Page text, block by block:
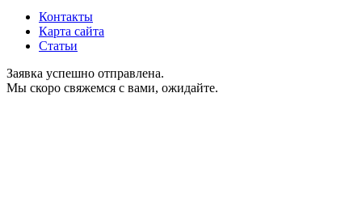
Контакты
Карта сайта
Статьи
Заявка успешно отправлена.
Мы скоро свяжемся с вами, ожидайте.